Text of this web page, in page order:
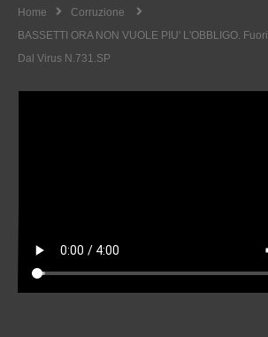
Home
Corruzione
BASSETTI ORA NON VUOLE PIU' L'OBBLIGO. Fuori
Dal Virus N.731.SP